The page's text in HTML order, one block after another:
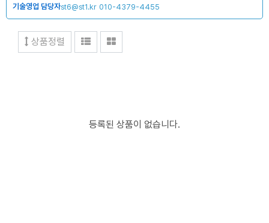
기술영업 담당자st6@st1.kr 010-4379-4455
상품정렬
등록된 상품이 없습니다.